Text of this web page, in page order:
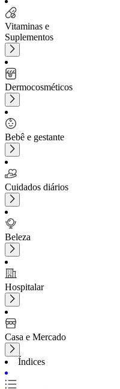
Vitaminas e
Suplementos
Dermocosméticos
Bebê e gestante
Cuidados diários
Beleza
Hospitalar
Casa e Mercado
Índices